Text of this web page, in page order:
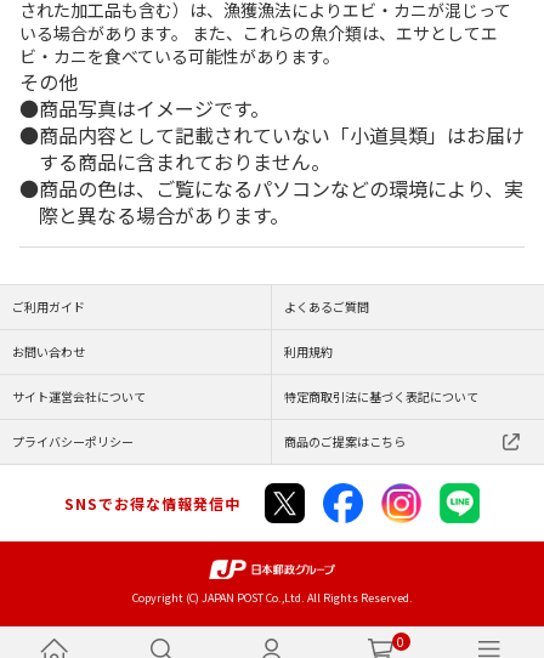
0
された加工品も含む）は、漁獲漁法によりエビ・カニが混じって
いる場合があります。 また、これらの魚介類は、エサとしてエ
ビ・カニを食べている可能性があります。
その他
商品写真はイメージです。
商品内容として記載されていない「小道具類」はお届け
する商品に含まれておりません。
商品の色は、ご覧になるパソコンなどの環境により、実
際と異なる場合があります。
ご利用ガイド よくあるご質問
お問い合わせ 利用規約
サイト運営会社について 特定商取引法に基づく表記について
プライバシーポリシー 商品のご提案はこちら
SNSでお得な情報発信中
Copyright (C) JAPAN POST Co.,Ltd. All Rights Reserved.